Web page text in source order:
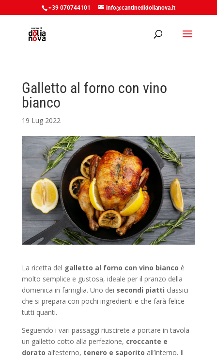
+39 070744101 info@cantinedidolianova.it
Galletto al forno con vino
bianco
19 Lug 2022
La ricetta del galletto al forno con vino bianco è
molto semplice e gustosa, ideale per il pranzo della
domenica in famiglia. Uno dei secondi piatti classici
che si prepara con pochi ingredienti e che farà felice
tutti quanti.
Seguendo i vari passaggi riuscirete a portare in tavola
un galletto cotto alla perfezione, croccante e
dorato all’esterno, tenero e saporito all’interno. Il